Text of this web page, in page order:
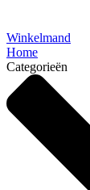
Winkelmand
Home
Categorieën